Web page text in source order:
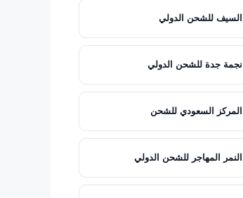
السيف للشحن الدولي
نجمة جدة للشحن الدولي
المركز السعودي للشحن
النمر المهاجر للشحن الدولي